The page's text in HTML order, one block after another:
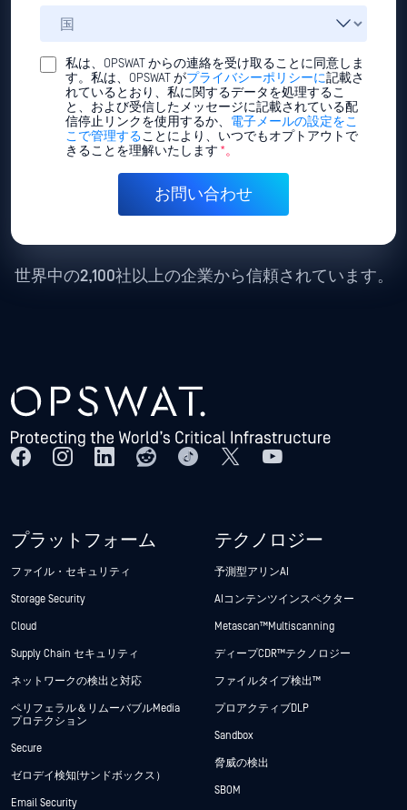
私は、OPSWAT からの連絡を受け取ることに同意しま
す。私は、OPSWAT がプライバシーポリシーに記載さ
れているとおり、私に関するデータを処理するこ
と、および受信したメッセージに記載されている配
信停止リンクを使用するか、 電子メールの設定をこ
こで管理することにより、いつでもオプトアウトで
きることを理解いたします *。
世界中の2,100社以上の企業から信頼されています。
プラットフォーム
ファイル・セキュリティ
Storage Security
Cloud
Supply Chain セキュリティ
ネットワークの検出と対応
ペリフェラル＆リムーバブルMedia
プロテクション
Secure
ゼロデイ検知(サンドボックス）
Email Security
テクノロジー
予測型アリンAI
AIコンテンツインスペクター
Metascan™ Multiscanning
ディープCDR™テクノロジー
ファイルタイプ検出™
プロアクティブDLP
Sandbox
脅威の検出
SBOM